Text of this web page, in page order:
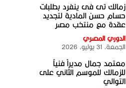
زمالك تى فى ينفرد بطلبات
حسام حسن المادية لتجديد
عقدة مع منتخب مصر
الدوري المصري
الجمعة، 31 يوليو، 2026
معتمد جمال مديراً فنياً
للزمالك للموسم الثاني على
التوالي